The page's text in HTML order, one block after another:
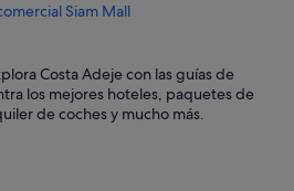
Siam Mall
Adeje
las Américas
Costa Adeje con las guías de
los mejores hoteles, paquetes de
de coches y mucho más.